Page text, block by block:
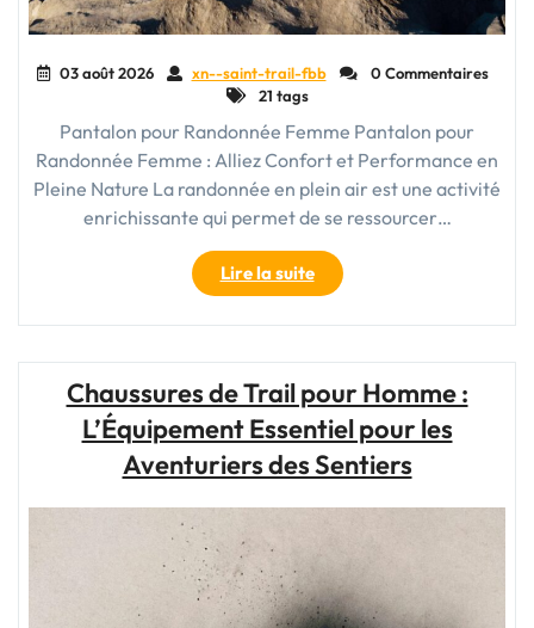
03 août 2026 xn--saint-trail-fbb
0 Commentaires
21 tags
Pantalon pour Randonnée Femme Pantalon pour
Randonnée Femme : Alliez Confort et Performance en
Pleine Nature La randonnée en plein air est une activité
enrichissante qui permet de se ressourcer…
Lire la suite"Choisir
le
Meilleur
Randonnée
Femme
:
Confort
et
Féminin"
Chaussures de Trail pour Homme :
L’Équipement Essentiel pour les
Aventuriers des Sentiers